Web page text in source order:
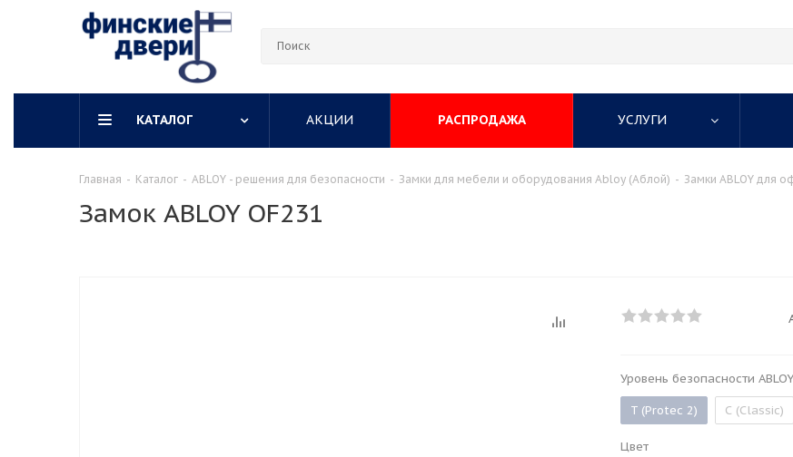
КАТАЛОГ АКЦИИ РАСПРОДАЖА УСЛУГИ
Главная - Каталог - ABLOY - решения для безопасности - Замки для мебели и оборудования Abloy (Аблой) - Замки ABLOY для
Замок ABLOY OF231
Уровень безопасности ABLOY
T (Protec 2) С (Classic)
Цвет